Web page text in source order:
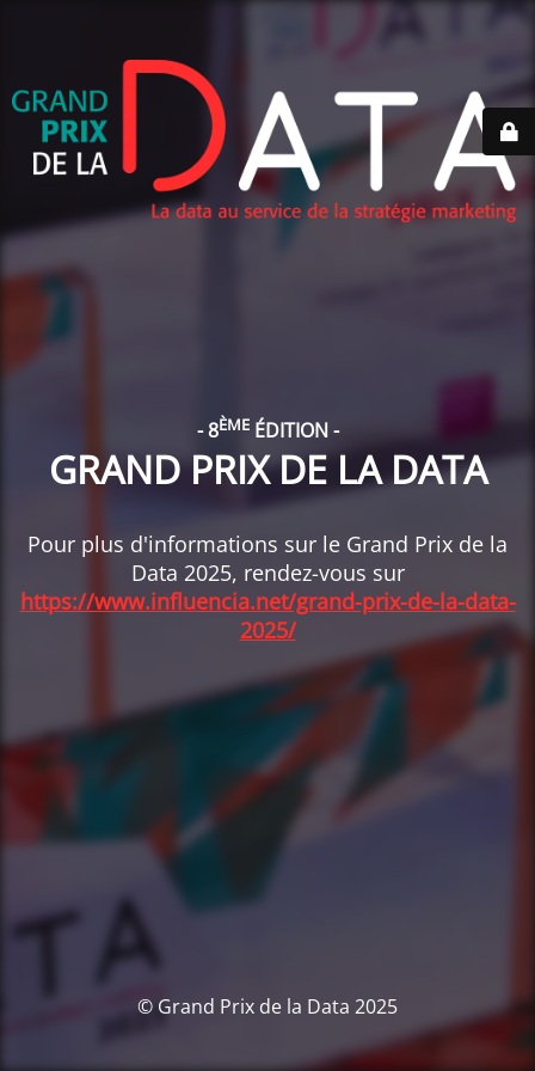
- 8ÈMEÉDITION -
GRAND PRIX DE LA DATA
Pour plus d'informations sur le Grand Prix de la
Data 2025, rendez-vous sur
https://www.influencia.net/grand-prix-de-la-data-
2025/
© Grand Prix de la Data 2025